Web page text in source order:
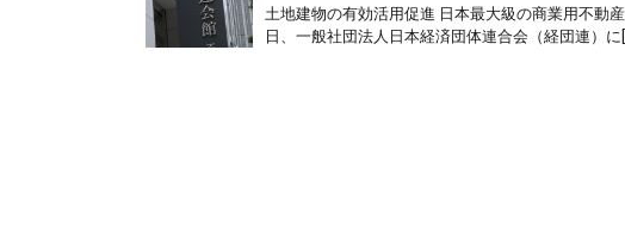
土地建物の有効活用促進 日本最大級の商業用不動
日、一般社団法人日本経済団体連合会（経団連）